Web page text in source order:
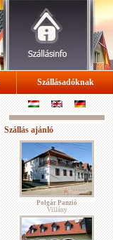
Szállásadóknak
Szállás ajánló
Polgár Panzió
Villány